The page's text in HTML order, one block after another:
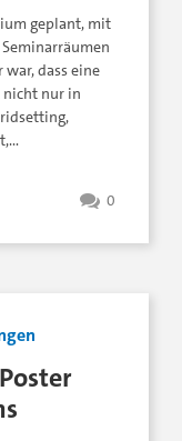
geplant, mit
dass eine
nicht nur in
0